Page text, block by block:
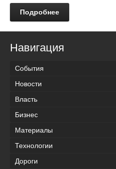
Подробнее
Навигация
События
Новости
Власть
Бизнес
Материалы
Технологии
Дороги